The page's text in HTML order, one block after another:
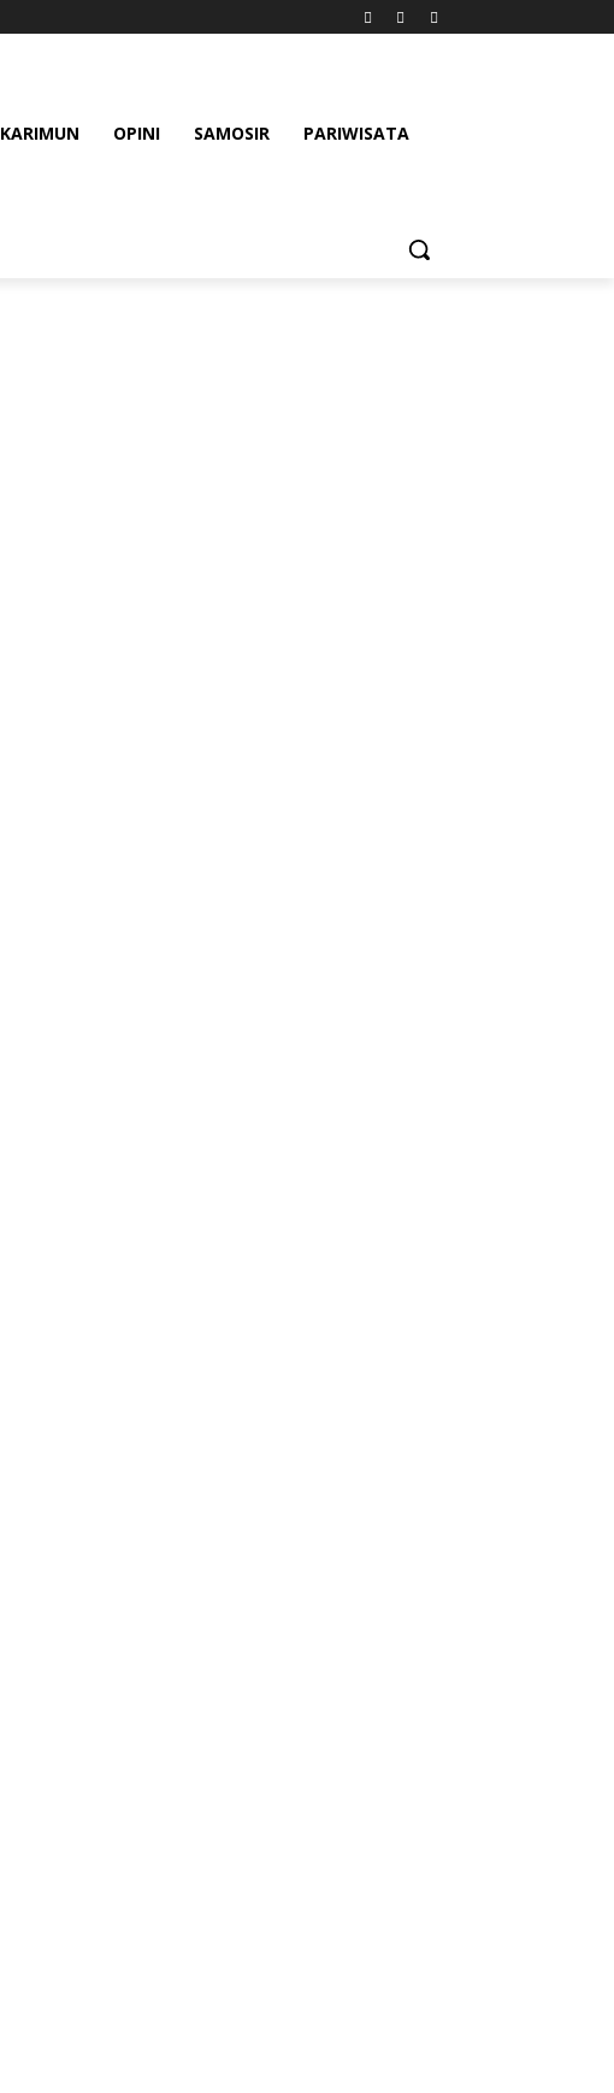
KARIMUN OPINI SAMOSIR PARIWISATA